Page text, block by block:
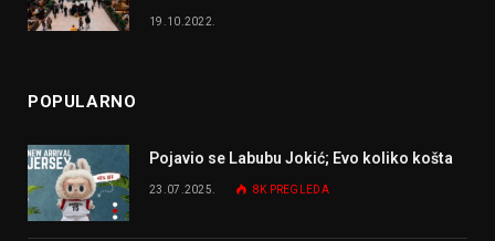
19.10.2022.
POPULARNO
Pojavio se Labubu Jokić; Evo koliko košta
23.07.2025. 8K PREGLEDA